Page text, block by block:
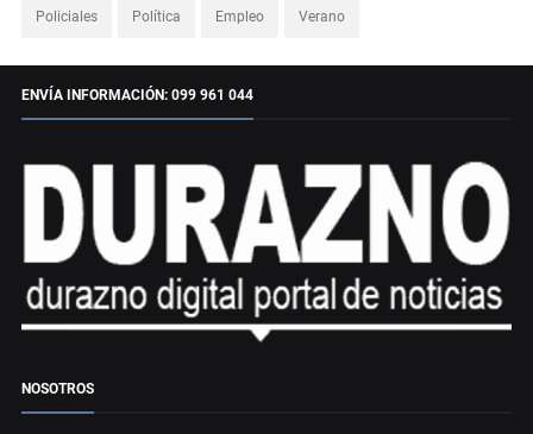
Policiales Política Empleo Verano
ENVÍA INFORMACIÓN: 099 961 044
NOSOTROS